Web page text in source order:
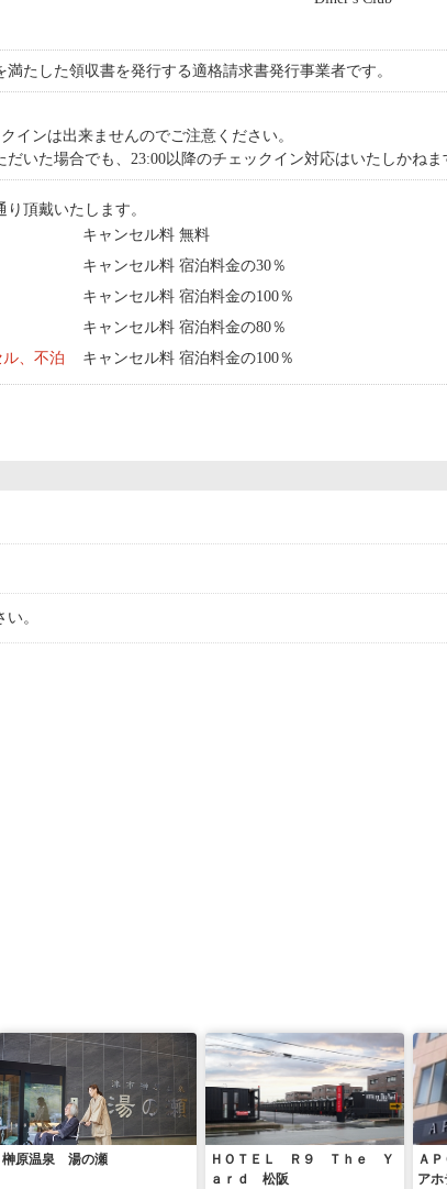
たした領収書を発行する適格請求書発行事業者です。
インは出来ませんのでご注意ください。
いた場合でも、23:00以降のチェックイン対応はいたしかねま
頂戴いたします。
キャンセル料 無料
キャンセル料 宿泊料金の30％
キャンセル料 宿泊料金の100％
キャンセル料 宿泊料金の80％
、不泊
キャンセル料 宿泊料金の100％
。
榊原温泉 湯の瀬
ＨＯＴＥＬ Ｒ９ Ｔｈｅ Ｙ
ａｒｄ 松阪
Ａ
ア